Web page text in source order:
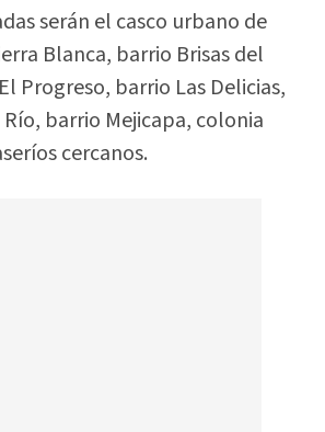
serán el casco urbano de
Blanca, barrio Brisas del
Progreso, barrio Las Delicias,
barrio Mejicapa, colonia
cercanos.